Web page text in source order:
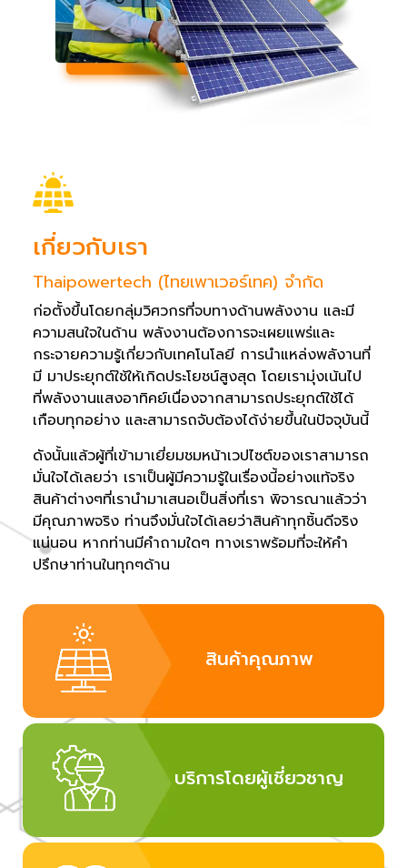
เกี่ยวกับเรา
Thaipowertech (ไทยเพาเวอร์เทค) จำกัด
ก่อตั้งขึ้นโดยกลุ่มวิศวกรที่จบทางด้านพลังงาน และมี
ความสนใจในด้าน พลังงานต้องการจะเผยแพร่และ
กระจายความรู้เกี่ยวกับเทคโนโลยี การนำแหล่งพลังานที่
มี มาประยุกต์ใช้ให้เกิดประโยชน์สูงสุด โดยเรามุ่งเน้นไป
ที่พลังงานแสงอาทิคย์เนื่องจากสามารถประยุกต์ใช้ได้
เกือบทุกอย่าง และสามารถจับต้องได้ง่ายขึ้นในปัจจุบันนี้
ดังนั้นแล้วผู้ที่เข้ามาเยี่ยมชมหน้าเวปไซต์ของเราสามารถ
มั่นใจได้เลยว่า เราเป็นผู้มีความรู้ในเรื่องนี้อย่างแท้จริง
สินค้าต่างๆที่เรานำมาเสนอเป็นสิ่งที่เรา พิจารณาแล้วว่า
มีคุณภาพจริง ท่านจึงมั่นใจได้เลยว่าสินค้าทุกชิ้นดีจริง
แน่นอน หากท่านมีคำถามใดๆ ทางเราพร้อมที่จะให้คำ
ปรึกษาท่านในทุกๆด้าน
สินค้าคุณภาพ
บริการโดยผู้เชี่ยวชาญ